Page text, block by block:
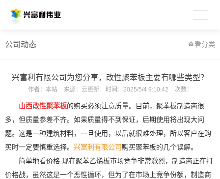
公司动态 查看分类
兴富利有限公司为您分享，改性聚苯板主要有哪些类型？
作者： 本站 来源： 云更新 时间： 2025/5/4 9:10:42 次数：
山西改性聚苯板的购买必须注意质量。目前，聚苯板制造商很
多，但质量参差不齐。如果质量得不到保证，后期使用将出现大问
题。这是一种建筑材料，一旦使用，以后就很难处理，所以客户在购
买时一定要慎重选择。 兴富利有限公司购买聚苯板的几个误解。
简单地看价格:现在聚苯乙烯板市场竞争非常激烈，制造商正在打
价格战，虽然这是一个恶性循环，但为了在市场上竞争份额，制造商